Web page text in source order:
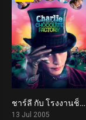
6.6ชาร์ลี กับ โรงงานช็อกโกแลต Charlie and the Chocolate Factory (2005)
13 Jul 2005